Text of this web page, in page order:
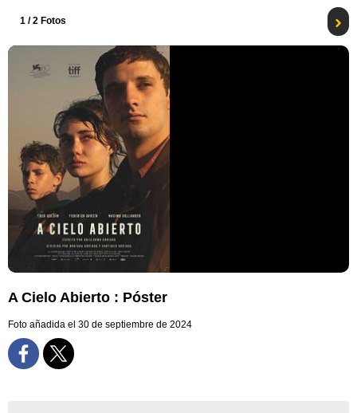
1 / 2 Fotos
A Cielo Abierto : Póster
Foto añadida el 30 de septiembre de 2024